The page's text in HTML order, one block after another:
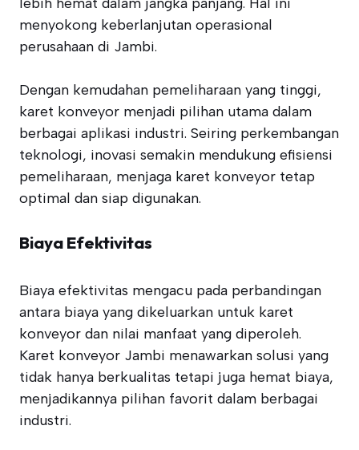
menyokong keberlanjutan operasional
perusahaan di Jambi.
Dengan kemudahan pemeliharaan yang tinggi,
karet konveyor menjadi pilihan utama dalam
berbagai aplikasi industri. Seiring perkembangan
teknologi, inovasi semakin mendukung efisiensi
pemeliharaan, menjaga karet konveyor tetap
optimal dan siap digunakan.
Biaya Efektivitas
Biaya efektivitas mengacu pada perbandingan
antara biaya yang dikeluarkan untuk karet
konveyor dan nilai manfaat yang diperoleh.
Karet konveyor Jambi menawarkan solusi yang
tidak hanya berkualitas tetapi juga hemat biaya,
menjadikannya pilihan favorit dalam berbagai
industri.